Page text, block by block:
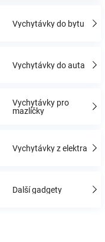
Vychytávky do bytu
Vychytávky do auta
Vychytávky pro
mazlíčky
Vychytávky z elektra
Další gadgety